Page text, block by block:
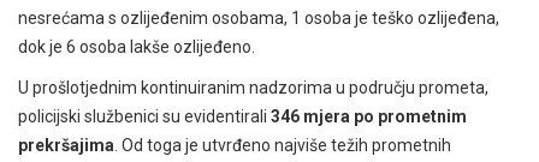
nesrećama s ozlijeđenim osobama, 1 osoba je teško ozlijeđena,
dok je 6 osoba lakše ozlijeđeno.
U prošlotjednim kontinuiranim nadzorima u području prometa,
policijski službenici su evidentirali 346 mjera po prometnim
prekršajima . Od toga je utvrđeno najviše težih prometnih